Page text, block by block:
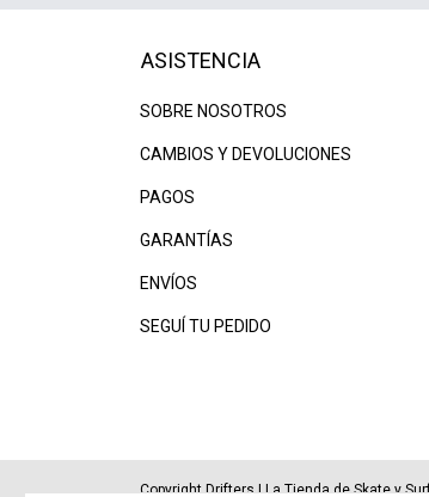
ASISTENCIA
SOBRE NOSOTROS
CAMBIOS Y DEVOLUCIONES
PAGOS
GARANTÍAS
ENVÍOS
SEGUÍ TU PEDIDO
Copyright Drifters | La Tienda de Skate y